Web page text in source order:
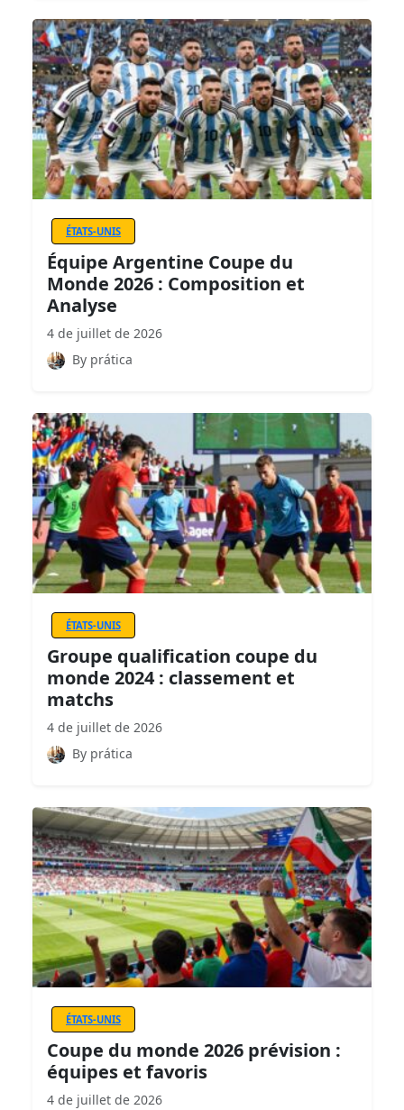
ÉTATS-UNIS
Équipe Argentine Coupe du
Monde 2026 : Composition et
Analyse
4 de juillet de 2026
By prática
ÉTATS-UNIS
Groupe qualification coupe du
monde 2024 : classement et
matchs
4 de juillet de 2026
By prática
ÉTATS-UNIS
Coupe du monde 2026 prévision :
équipes et favoris
4 de juillet de 2026